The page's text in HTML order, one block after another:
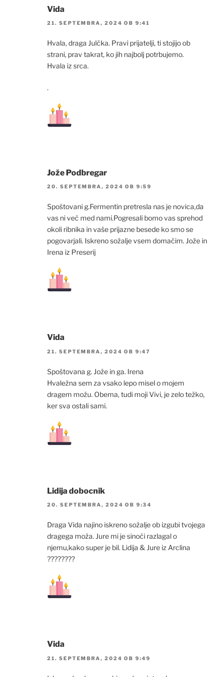
Vida
21. SEPTEMBRA, 2024 OB 9:41
Hvala, draga Julčka. Pravi prijatelji, ti stojijo ob
strani, prav takrat, ko jih najbolj potrbujemo.
Hvala iz srca.
.
Jože Podbregar
20. SEPTEMBRA, 2024 OB 9:59
Spoštovani g.Fermentin pretresla nas je novica,da
vas ni več med nami.Pogresali bomo vas sprehod
okoli ribnika in vaše prijazne besede ko smo se
pogovarjali. Iskreno sožalje vsem domačim. Jože in
Irena iz Preserij
Vida
21. SEPTEMBRA, 2024 OB 9:47
Spoštovana g. Jože in ga. Irena
Hvaležna sem za vsako lepo misel o mojem
dragem možu. Obema, tudi moji Vivi, je zelo težko,
ker sva ostali sami.
Lidija dobocnik
20. SEPTEMBRA, 2024 OB 9:34
Draga Vida najino iskreno sožalje ob izgubi tvojega
dragega moža. Jure mi je sinoči razlagal o
njemu,kako super je bil. Lidija & Jure iz Arclina
????????
Vida
21. SEPTEMBRA, 2024 OB 9:49